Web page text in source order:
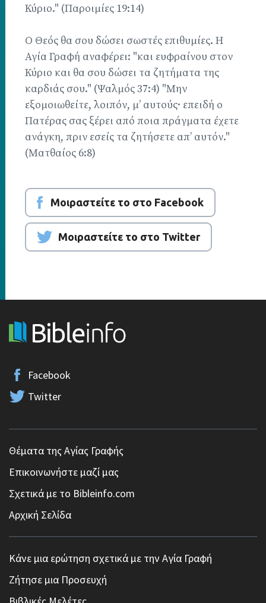
Κύριο." (Παροιμίες 19:14)
Ο Θεός θα σου δώσει σωστές επιθυμίες. Η
Αγία Γραφή αναφέρει: "και ευφραίνου στον
Κύριο και θα σου δώσει τα ζητήματα της
καρδιάς σου." (Ψαλμός 37:4) "Μην
εξομοιωθείτε, λοιπόν, μ’ αυτούς· επειδή ο
Πατέρας σας ξέρει από ποια πράγματα έχετε
ανάγκη, πριν εσείς τα ζητήσετε απ’ αυτόν."
(Ματθαίος 6:8)
Μοιραστείτε το στο Facebook
Μοιραστείτε το στο Twitter
Facebook
Twitter
Θέματα της Αγίας Γραφής
Επικοινωνήστε μαζί μας
Σχετικά με το Bibleinfo.com
Αρχική Σελίδα
Κάνε μια ερώτηση σχετικά με την Αγία Γραφή
Ζήτησε μια Προσευχή